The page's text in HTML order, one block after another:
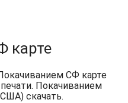
карте
СФ карте
Покачиванием
скачать.